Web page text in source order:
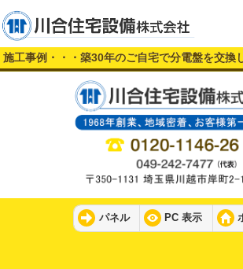
施工事例・・・築30年のご自宅で分電盤を交換
パネル PC 表示